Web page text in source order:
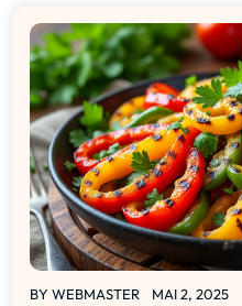
BY WEBMASTER MAI 2, 2025